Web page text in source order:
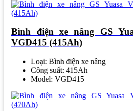
Bình điện xe nâng GS
VGD415 (415Ah)
Loại: Bình điện xe nâng
Công suất: 415Ah
Model: VGD415